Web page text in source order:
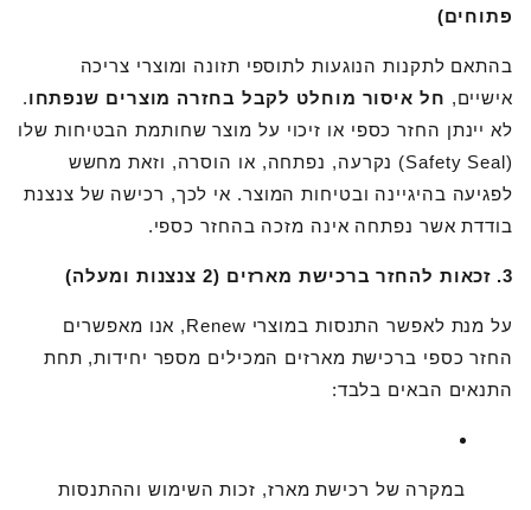
פתוחים)
בהתאם לתקנות הנוגעות לתוספי תזונה ומוצרי צריכה
אישיים, חל איסור מוחלט לקבל בחזרה מוצרים שנפתחו.
לא יינתן החזר כספי או זיכוי על מוצר שחותמת הבטיחות שלו
(Safety Seal) נקרעה, נפתחה, או הוסרה, וזאת מחשש
לפגיעה בהיגיינה ובטיחות המוצר. אי לכך, רכישה של צנצנת
בודדת אשר נפתחה אינה מזכה בהחזר כספי.
3. זכאות להחזר ברכישת מארזים (2 צנצנות ומעלה)
על מנת לאפשר התנסות במוצרי Renew, אנו מאפשרים
החזר כספי ברכישת מארזים המכילים מספר יחידות, תחת
התנאים הבאים בלבד:
במקרה של רכישת מארז, זכות השימוש וההתנסות